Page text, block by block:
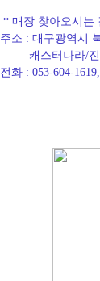
* 매장 찾아오시는
주소 : 대구광역시
캐스터나라/진
전화 : 053-604-